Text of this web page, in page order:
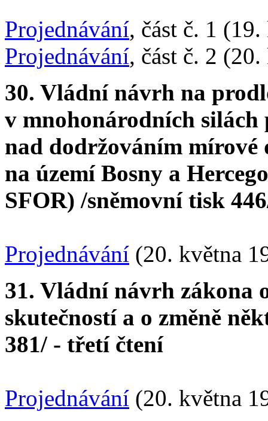
Projednávání, část č. 1
Projednávání, část č. 2
30. Vládní návrh na
v mnohonárodních
nad dodržováním mírové
na území Bosny a
SFOR) /sněmovní tisk
Projednávání (20. května
31. Vládní návrh zákona
skutečností a o změně
381/ - třetí čtení
Projednávání (20. května